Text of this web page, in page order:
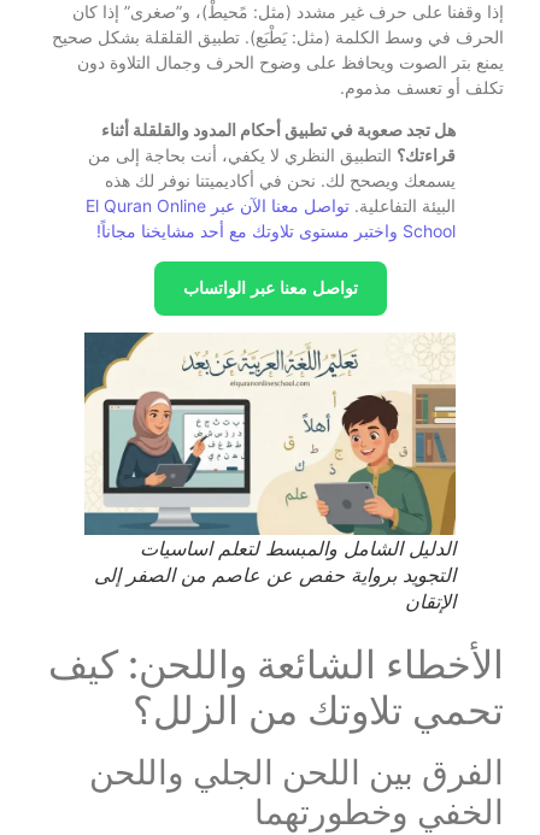
إذا وقفنا على حرف غير مشدد (مثل: مًحيطْ)، و”صغرى” إذا كان
الحرف في وسط الكلمة (مثل: يَطْبَع). تطبيق القلقلة بشكل صحيح
يمنع بتر الصوت ويحافظ على وضوح الحرف وجمال التلاوة دون
تكلف أو تعسف مذموم.
هل تجد صعوبة في تطبيق أحكام المدود والقلقلة أثناء
قراءتك؟ التطبيق النظري لا يكفي، أنت بحاجة إلى من
يسمعك ويصحح لك. نحن في أكاديميتنا نوفر لك هذه
البيئة التفاعلية.
تواصل معنا الآن عبر El Quran Online
School واختبر مستوى تلاوتك مع أحد مشايخنا مجاناً!
تواصل معنا عبر الواتساب
الدليل الشامل والمبسط لتعلم اساسيات
التجويد برواية حفص عن عاصم من الصفر إلى
الإتقان
الأخطاء الشائعة واللحن: كيف
تحمي تلاوتك من الزلل؟
الفرق بين اللحن الجلي واللحن
الخفي وخطورتهما